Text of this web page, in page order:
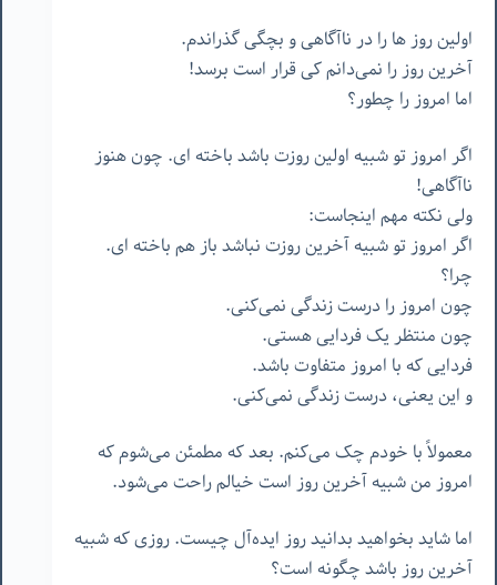
اولین روز ها را در ناآگاهی و بچگی گذراندم.
آخرین روز را نمی‌دانم کی قرار است برسد!
اما امروز را چطور؟
اگر امروز تو شبیه اولین روزت باشد باخته ای. چون هنوز
ناآگاهی!
ولی نکته مهم اینجاست:
اگر امروز تو شبیه آخرین روزت نباشد باز هم باخته ای.
چرا؟
چون امروز را درست زندگی نمی‌کنی.
چون منتظر یک فردایی هستی.
فردایی که با امروز متفاوت باشد.
و این یعنی، درست زندگی نمی‌کنی.
معمولاً با خودم چک می‌کنم. بعد که مطمئن می‌شوم که
امروز من شبیه آخرین روز است خیالم راحت می‌شود.
اما شاید بخواهید بدانید روز ایده‌آل چیست. روزی که شبیه
آخرین روز باشد چگونه است؟